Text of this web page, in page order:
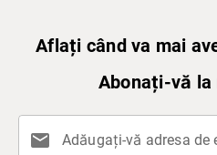
Aflați când va mai
Abonați-vă
mail Adăugați-vă adresa de